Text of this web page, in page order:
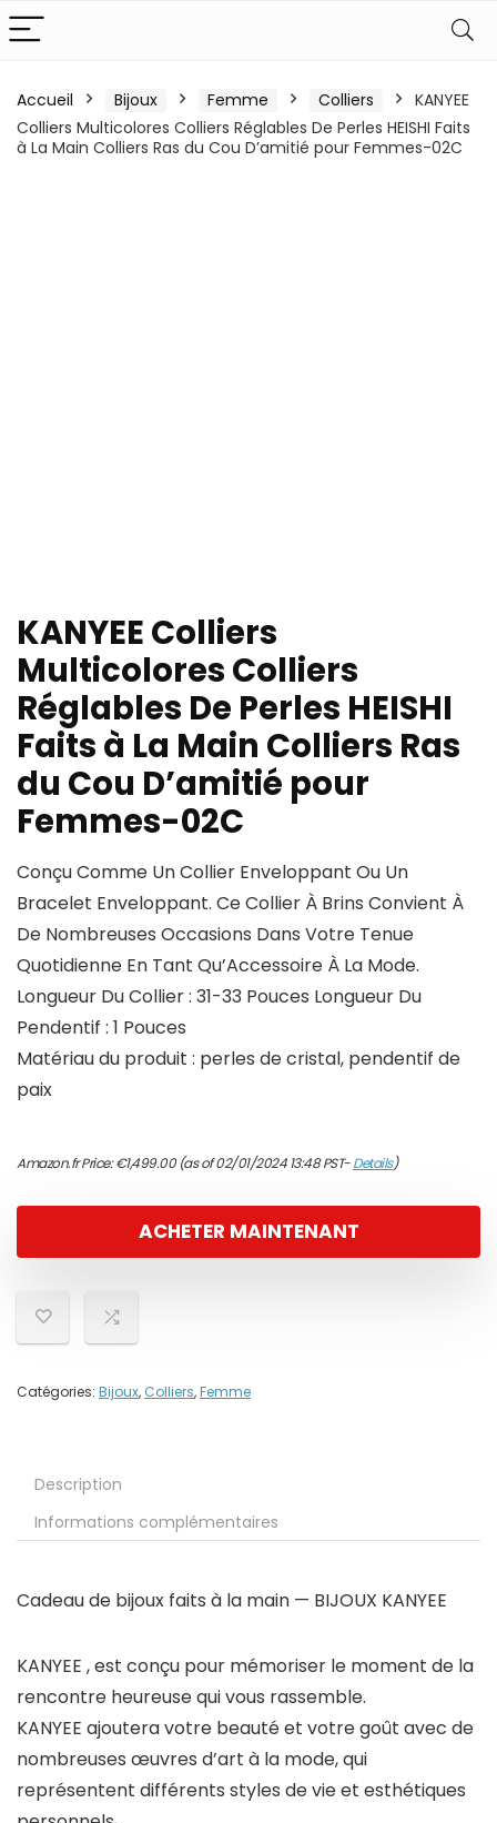
Accueil Bijoux Femme Colliers
KANYEE
Colliers Multicolores Colliers Réglables De Perles HEISHI Faits
à La Main Colliers Ras du Cou D’amitié pour Femmes-02C
KANYEE Colliers
Multicolores Colliers
Réglables De Perles HEISHI
Faits à La Main Colliers Ras
du Cou D’amitié pour
Femmes-02C
Conçu Comme Un Collier Enveloppant Ou Un
Bracelet Enveloppant. Ce Collier À Brins Convient À
De Nombreuses Occasions Dans Votre Tenue
Quotidienne En Tant Qu’Accessoire À La Mode.
Longueur Du Collier : 31-33 Pouces Longueur Du
Pendentif : 1 Pouces
Matériau du produit : perles de cristal, pendentif de
paix
Amazon.fr Price:€1,499.00(as of 02/01/2024 13:48 PST-Details)
ACHETER MAINTENANT
Catégories: Bijoux, Colliers,Femme
Description
Informations complémentaires
Cadeau de bijoux faits à la main — BIJOUX KANYEE
KANYEE , est conçu pour mémoriser le moment de la
rencontre heureuse qui vous rassemble.
KANYEE ajoutera votre beauté et votre goût avec de
nombreuses œuvres d’art à la mode, qui
représentent différents styles de vie et esthétiques